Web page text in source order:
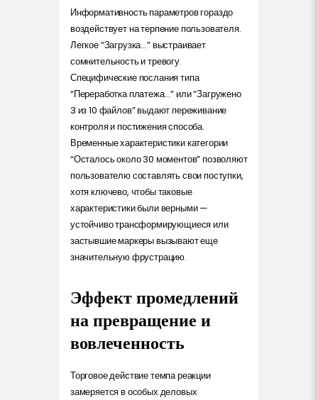
Информативность параметров гораздо
воздействует на терпение пользователя.
Легкое “Загрузка…” выстраивает
сомнительность и тревогу.
Специфические послания типа
“Переработка платежа…” или “Загружено
3 из 10 файлов” выдают переживание
контроля и постижения способа.
Временные характеристики категории
“Осталось около 30 моментов” позволяют
пользователю составлять свои поступки,
хотя ключево, чтобы таковые
характеристики были верными —
устойчиво трансформирующиеся или
застывшие маркеры вызывают еще
значительную фрустрацию.
Эффект промедлений
на превращение и
вовлеченность
Торговое действие темпа реакции
замеряется в особых деловых